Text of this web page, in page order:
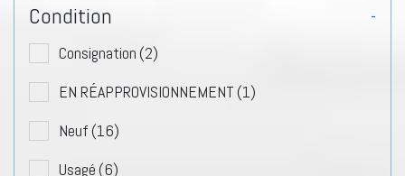
Condition -
Consignation (2)
EN RÉAPPROVISIONNEMENT (1)
Neuf(16)
Usagé (6)